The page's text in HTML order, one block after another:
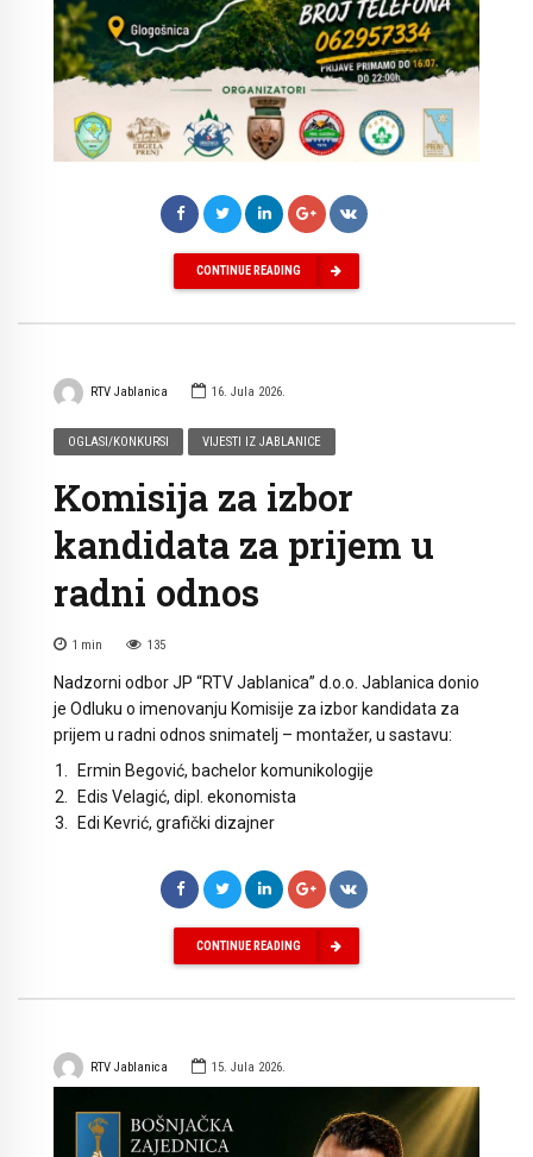
CONTINUE READING
RTV Jablanica 16. Jula 2026.
OGLASI/KONKURSI VIJESTI IZ JABLANICE
Komisija za izbor
kandidata za prijem u
radni odnos
1 min 135
Nadzorni odbor JP “RTV Jablanica” d.o.o. Jablanica donio
je Odluku o imenovanju Komisije za izbor kandidata za
prijem u radni odnos snimatelj – montažer, u sastavu:
Ermin Begović, bachelor komunikologije
Edis Velagić, dipl. ekonomista
Edi Kevrić, grafički dizajner
CONTINUE READING
RTV Jablanica 15. Jula 2026.